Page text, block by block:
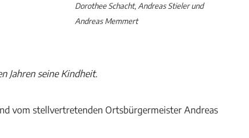
Dorothee Schacht, Andreas Stieler und
Andreas Memmert
Jahren seine Kindheit.
vom stellvertretenden Ortsbürgermeister Andreas